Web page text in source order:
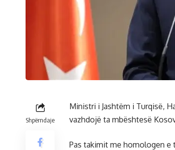
Shpërndaje
Ministri i Jashtëm i Turqisë,
vazhdojë ta mbështesë
Pas takimit me homologen e